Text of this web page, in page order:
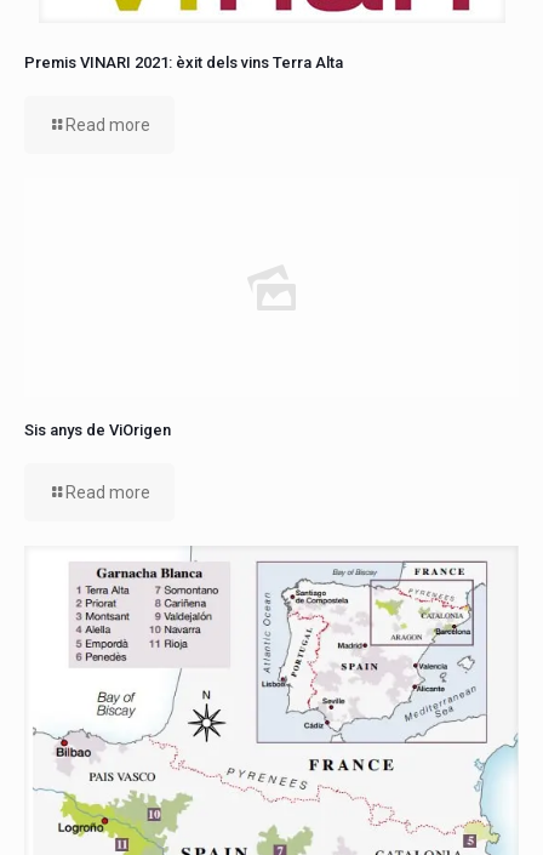
Premis VINARI 2021: èxit dels vins Terra Alta
Read more
Sis anys de ViOrigen
Read more